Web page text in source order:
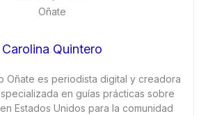
Carolina Quintero
Oñate es periodista digital y creadora
en guías prácticas sobre
Estados Unidos para la comunidad